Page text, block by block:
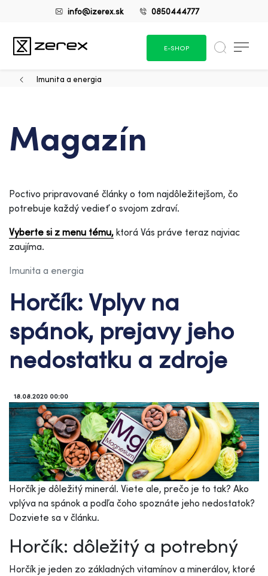
info@izerex.sk 0850444777
E-SHOP
Imunita a energia
Magazín
Poctivo pripravované články o tom najdôležitejšom, čo
potrebuje každý vedieť o svojom zdraví.
Vyberte si z menu tému, ktorá Vás práve teraz najviac
zaujíma.
Imunita a energia
Horčík: Vplyv na
spánok, prejavy jeho
nedostatku a zdroje
18.08.2020 00:00
Horčík je dôležitý minerál. Viete ale, prečo je to tak? Ako
vplýva na spánok a podľa čoho spoznáte jeho nedostatok?
Dozviete sa v článku.
Horčík: dôležitý a potrebný
Horčík je jeden zo základných vitamínov a minerálov, ktoré